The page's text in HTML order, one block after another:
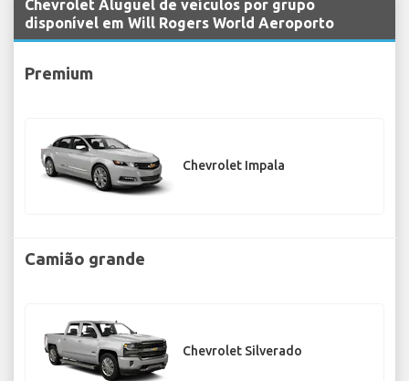
Chevrolet Aluguel de veículos por grupo
disponível em Will Rogers World Aeroporto
Premium
Chevrolet Impala
Camião grande
Chevrolet Silverado